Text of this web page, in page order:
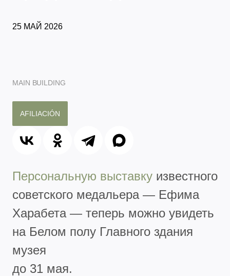
25 МАЙ 2026
MAIN BUILDING
AFILIACIÓN
Персональную выставку известного
советского медальера — Ефима
Харабета — теперь можно увидеть
на Белом полу Главного здания
музея
до 31 мая.